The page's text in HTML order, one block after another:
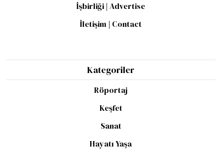
İşbirliği | Advertise
İletişim | Contact
Kategoriler
Röportaj
Keşfet
Sanat
Hayatı Yaşa